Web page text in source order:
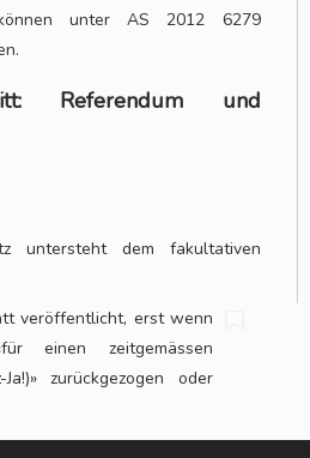
unter AS 2012 6279
Referendum und
untersteht dem fakultativen
veröffentlicht, erst wenn
einen zeitgemässen
zurückgezogen oder
das Inkrafttreten.